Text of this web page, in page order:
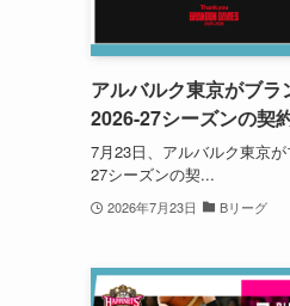
アルバルク東京がブ
2026-27シーズンの契
7月23日、アルバルク東京
27シーズンの契...
2026年7月23日 Bリーグ